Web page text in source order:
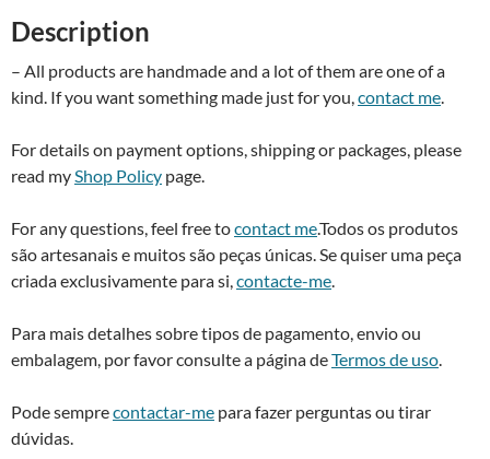
e
:
Description
– All products are handmade and a lot of them are one of a
kind. If you want something made just for you, contact me
For details on payment options, shipping or packages, please
read my Shop Policy page.
For any questions, feel free tocontact me.Todos os produtos
são artesanais e muitos são peças únicas. Se quiser uma peça
criada exclusivamente para si, contacte-me
Para mais detalhes sobre tipos de pagamento, envio ou
embalagem, por favor consulte a página deTermos de uso
Pode semprecontactar-me para fazer perguntas ou tirar
dúvidas.